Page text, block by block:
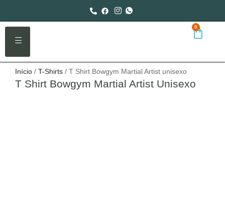
0
Início / T-Shirts / T Shirt Bowgym Martial Artist unisexo
T Shirt Bowgym Martial Artist Unisexo